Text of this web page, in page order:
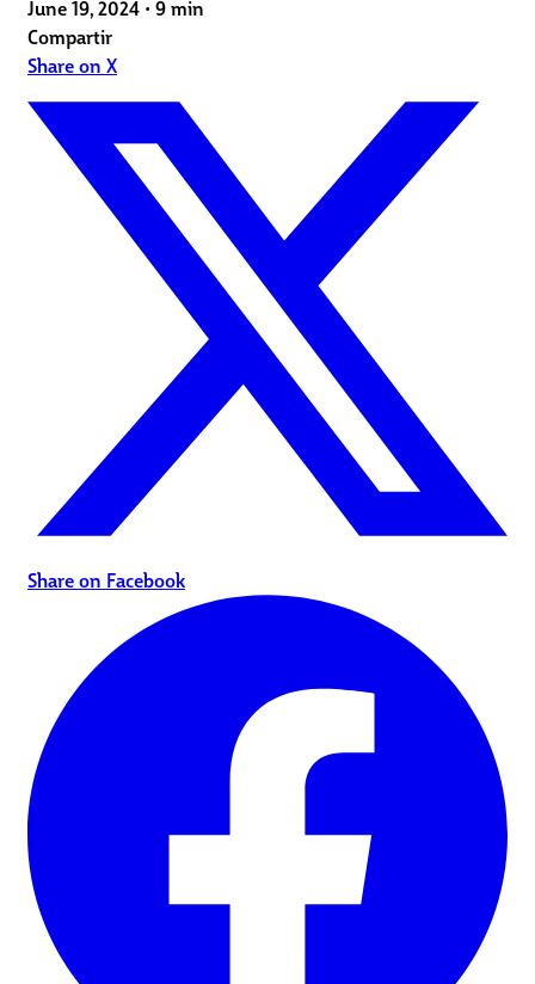
June 19, 2024 • 9 min
Compartir
Share on X
Share on Facebook